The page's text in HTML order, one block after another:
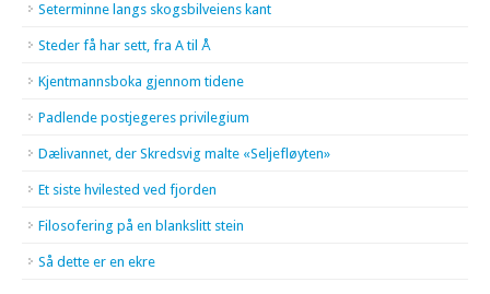
Seterminne langs skogsbilveiens kant
Steder få har sett, fra A til Å
Kjentmannsboka gjennom tidene
Padlende postjegeres privilegium
Dælivannet, der Skredsvig malte «Seljefløyten»
Et siste hvilested ved fjorden
Filosofering på en blankslitt stein
Så dette er en ekre